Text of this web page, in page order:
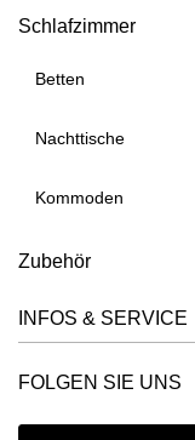
Schlafzimmer
Betten
Nachttische
Kommoden
Zubehör
INFOS & SERVICE
FOLGEN SIE UNS